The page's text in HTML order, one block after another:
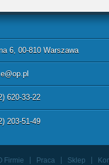
6, 00-810 Warszawa
620-33-22
203-51-49
Firmie Praca Sklep